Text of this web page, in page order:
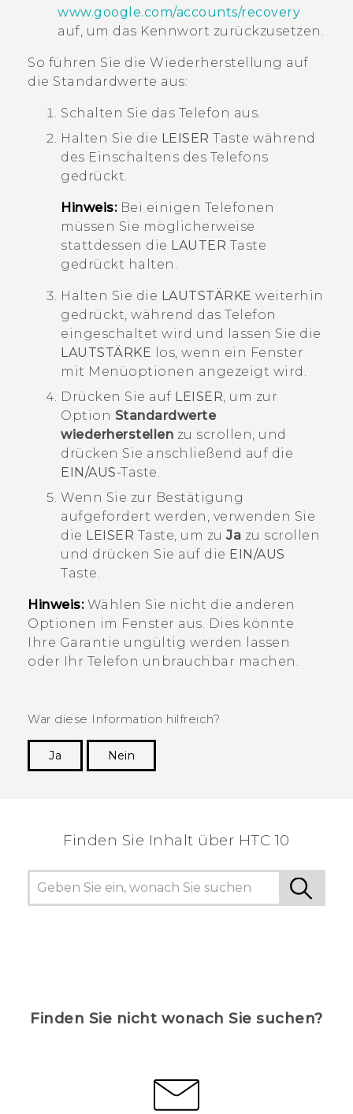
www.google.com/accounts/recovery
auf, um das Kennwort zurückzusetzen.
So führen Sie die Wiederherstellung auf
die Standardwerte aus:
Schalten Sie das Telefon aus.
Halten Sie die LEISER Taste während
des Einschaltens des Telefons
gedrückt.
Hinweis:Bei einigen Telefonen
müssen Sie möglicherweise
stattdessen die LAUTER Taste
gedrückt halten.
Halten Sie die LAUTSTÄRKE weiterhin
gedrückt, während das Telefon
eingeschaltet wird und lassen Sie die
LAUTSTÄRKE los, wenn ein Fenster
mit Menüoptionen angezeigt wird.
Drücken Sie auf LEISER, um zur
Option Standardwerte
wiederherstellen zu scrollen, und
drücken Sie anschließend auf die
EIN/AUS-Taste.
Wenn Sie zur Bestätigung
aufgefordert werden, verwenden Sie
die LEISER Taste, um zu Ja zu scrollen
und drücken Sie auf die EIN/AUS
Taste.
Hinweis:Wählen Sie nicht die anderen
Optionen im Fenster aus. Dies könnte
Ihre Garantie ungültig werden lassen
oder Ihr Telefon unbrauchbar machen.
War diese Information hilfreich?
Ja
Nein
Finden Sie Inhalt über‎ HTC 10
Finden Sie nicht wonach Sie suchen?